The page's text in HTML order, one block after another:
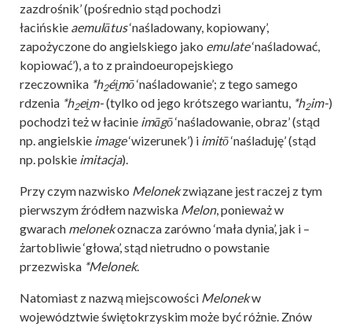
zazdrośnik’ (pośrednio stąd pochodzi
łacińskie aemulātus‘naśladowany, kopiowany’,
zapożyczone do angielskiego jako emulate‘naśladować,
kopiować’), a to z praindoeuropejskiego
rzeczownika *h2éi̯mō‘naśladowanie’; z tego samego
rdzenia *h2ei̯m-(tylko od jego krótszego wariantu, *h2im-)
pochodzi też w łacinie imāgō‘naśladowanie, obraz’ (stąd
np. angielskie image‘wizerunek’) i imitō‘naśladuję’ (stąd
np. polskie imitacja).
Przy czym nazwisko Melonekzwiązane jest raczej z tym
pierwszym źródłem nazwiska Melon, ponieważ w
gwarach melonekoznacza zarówno ‘mała dynia’, jak i –
żartobliwie ‘głowa’, stąd nietrudno o powstanie
przezwiska *Melonek.
Natomiast z nazwą miejscowości Melonekw
województwie świętokrzyskim może być różnie. Znów